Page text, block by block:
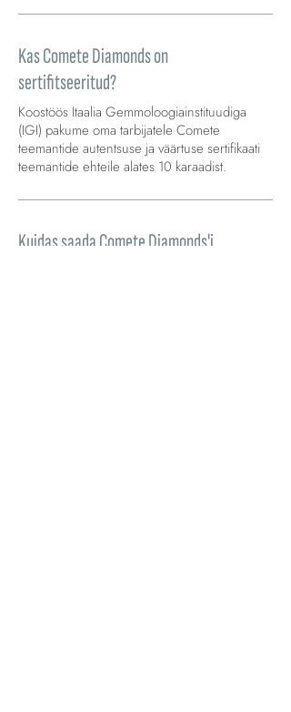
Kas Comete Diamonds on
sertifitseeritud?
Koostöös Itaalia Gemmoloogiainstituudiga
(IGI) pakume oma tarbijatele Comete
teemantide autentsuse ja väärtuse sertifikaati
teemantide ehteile alates 10 karaadist.
Kuidas saada Comete Diamonds'i